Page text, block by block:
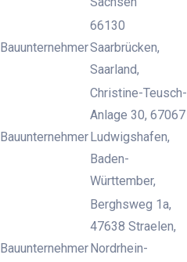
Bauunternehmer
66130
Saarbrücken,
Saarland,
Bauunternehmer
Christine-Teusch-
Anlage 30, 67067
Ludwigshafen,
Baden-
Württember,
Bauunternehmer
Berghsweg 1a,
47638 Straelen,
Nordrhein-